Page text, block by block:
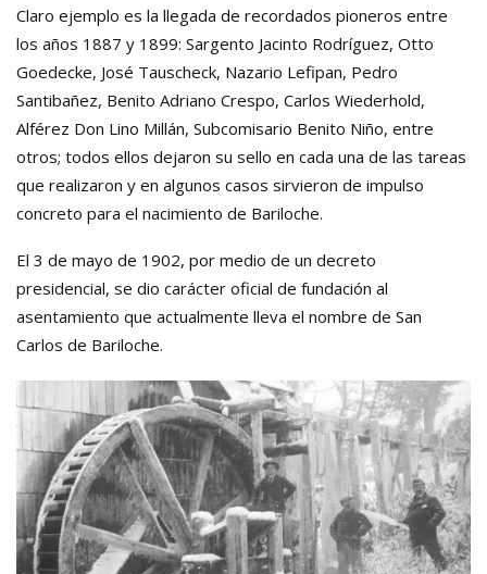
Claro ejemplo es la llegada de recordados pioneros entre
los años 1887 y 1899: Sargento Jacinto Rodríguez, Otto
Goedecke, José Tauscheck, Nazario Lefipan, Pedro
Santibañez, Benito Adriano Crespo, Carlos Wiederhold,
Alférez Don Lino Millán, Subcomisario Benito Niño, entre
otros; todos ellos dejaron su sello en cada una de las tareas
que realizaron y en algunos casos sirvieron de impulso
concreto para el nacimiento de Bariloche.
El 3 de mayo de 1902, por medio de un decreto
presidencial, se dio carácter oficial de fundación al
asentamiento que actualmente lleva el nombre de San
Carlos de Bariloche.